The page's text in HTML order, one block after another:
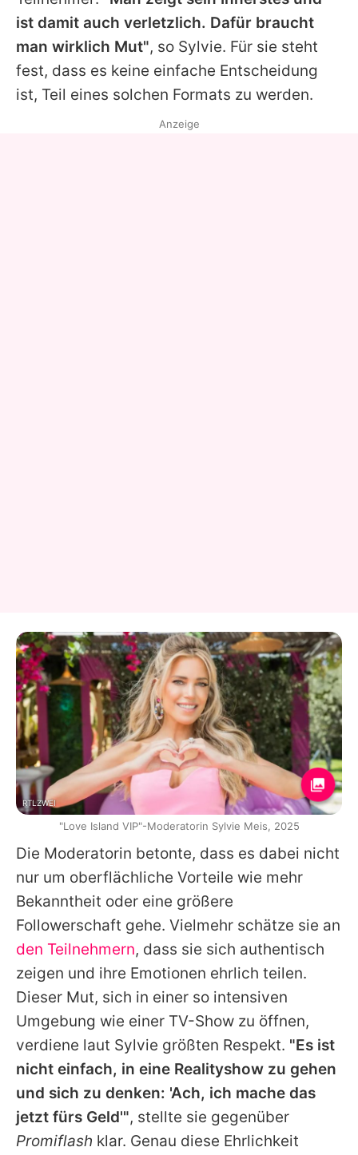
Impressum
Datenschutzerklärung
Utiq verwalten
ist damit auch verletzlich. Dafür braucht
man wirklich Mut", so Sylvie. Für sie steht
fest, dass es keine einfache Entscheidung
ist, Teil eines solchen Formats zu werden.
Die Moderatorin betonte, dass es dabei nicht
nur um oberflächliche Vorteile wie mehr
Bekanntheit oder eine größere
Followerschaft gehe. Vielmehr schätze sie an
den Teilnehmern, dass sie sich authentisch
zeigen und ihre Emotionen ehrlich teilen.
Dieser Mut, sich in einer so intensiven
Umgebung wie einer TV-Show zu öffnen,
verdiene laut Sylvie größten Respekt. "Es ist
nicht einfach, in eine Realityshow zu gehen
und sich zu denken: 'Ach, ich mache das
jetzt fürs Geld'", stellte sie gegenüber
Promiflash klar. Genau diese Ehrlichkeit
Anzeige
RTLZWEI
"Love Island VIP"-Moderatorin Sylvie Meis, 2025